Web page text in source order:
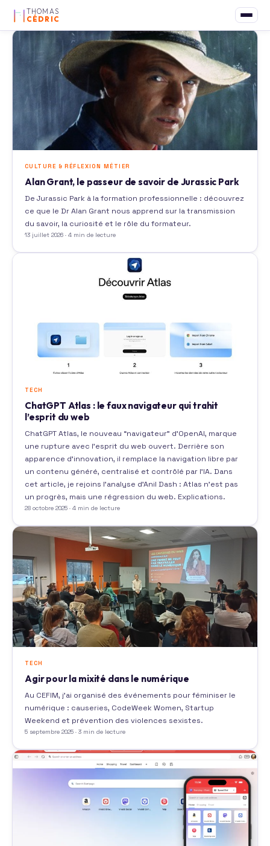
THOMAS
CÉDRIC
CULTURE & RÉFLEXION MÉTIER
Alan Grant, le passeur de savoir de Jurassic Park
De Jurassic Park à la formation professionnelle : découvrez
ce que le Dr Alan Grant nous apprend sur la transmission
du savoir, la curiosité et le rôle du formateur.
13 juillet 2026 · 4 min de lecture
TECH
ChatGPT Atlas : le faux navigateur qui trahit
l’esprit du web
ChatGPT Atlas, le nouveau “navigateur” d’OpenAI, marque
une rupture avec l’esprit du web ouvert. Derrière son
apparence d’innovation, il remplace la navigation libre par
un contenu généré, centralisé et contrôlé par l’IA. Dans
cet article, je rejoins l’analyse d’Anil Dash : Atlas n’est pas
un progrès, mais une régression du web. Explications.
28 octobre 2025 · 4 min de lecture
TECH
Agir pour la mixité dans le numérique
Au CEFIM, j’ai organisé des événements pour féminiser le
numérique : causeries, CodeWeek Women, Startup
Weekend et prévention des violences sexistes.
5 septembre 2025 · 3 min de lecture